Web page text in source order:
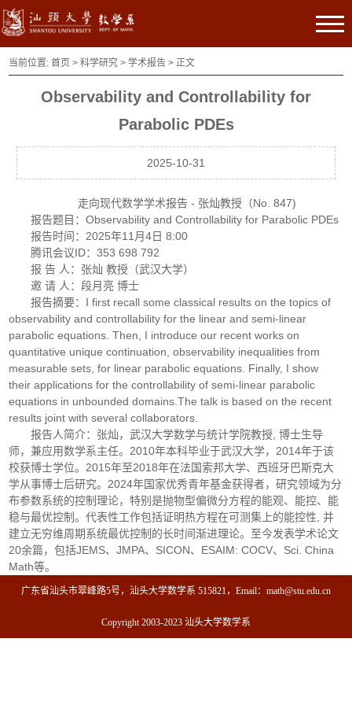
当前位置:首页 >科学研究 >学术报告 > 正文
Observability and Controllability for
Parabolic PDEs
2025-10-31
走向现代数学学术报告 - 张灿教授（No. 847)
报告题目：Observability and Controllability for Parabolic PDEs
报告时间：2025年11月4日 8:00
腾讯会议ID：353 698 792
报 告 人：张灿 教授（武汉大学）
邀 请 人：段月亮 博士
报告摘要：I first recall some classical results on the topics of
observability and controllability for the linear and semi-linear
parabolic equations. Then, I introduce our recent works on
quantitative unique continuation, observability inequalities from
measurable sets, for linear parabolic equations. Finally, I show
their applications for the controllability of semi-linear parabolic
equations in unbounded domains.The talk is based on the recent
results joint with several collaborators.
报告人简介：张灿，武汉大学数学与统计学院教授, 博士生导
师，兼应用数学系主任。2010年本科毕业于武汉大学，2014年于该
校获博士学位。2015年至2018年在法国索邦大学、西班牙巴斯克大
学从事博士后研究。2024年国家优秀青年基金获得者，研究领域为分
布参数系统的控制理论，特别是抛物型偏微分方程的能观、能控、能
稳与最优控制。代表性工作包括证明热方程在可测集上的能控性, 并
建立无穷维周期系统最优控制的长时间渐进理论。至今发表学术论文
20余篇，包括JEMS、JMPA、SICON、ESAIM: COCV、Sci. China
Math等。
广东省汕头市翠峰路5号，汕头大学数学系 515821，Email：math@stu.edu.cn
Copyright 2003-2023 汕头大学数学系